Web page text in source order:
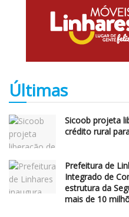
Últimas
Sicoob projeta
crédito rural
Prefeitura de
Integrado de
estrutura da
mais de 10